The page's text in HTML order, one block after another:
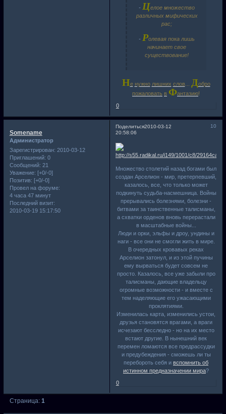
- Целое множество
различных мифических
рас;
- Ролевая пока лишь
начинает свое
существование!
Не нужно лишних слов... Добро
пожаловать в Фантазию!
0
Поделиться 10
2010-03-12
20:58:06
Somename
Администратор
Зарегистрирован: 2010-03-12
Приглашений: 0
Сообщений: 21
Уважение: [+0/-0]
Позитив: [+0/-0]
Провел на форуме:
4 часа 47 минут
Последний визит:
2010-03-19 15:17:50
Множество столетий назад богами был
создан Арселион - мир, претерпевший,
казалось, все, что только может
подкинуть судьба-насмешница. Войны
прерывались болезнями, болезни -
битвами за таинственные талисманы,
а схватки орденов вновь перерастали
в масштабные войны...
Люди и орки, эльфы и дроу, ундины и
наги - все они не смогли жить в мире.
В очередных кровавых реках
Арселион затонул, и из этой пучины
ему вырваться будет совсем не
просто. Казалось, все уже забыли про
талисманы, дающие владельцу
огромные возможности - и вместе с
тем наделяющие его ужасающими
проклятиями.
Изменилась карта, изменились устои,
друзья становятся врагами, а враги
исчезают бесследно - но на их место
встают другие. В нынешний век
перемен ломаются все предрассудки
и предубеждения - сможешь ли ты
перебороть себя и вспомнить об
истинном предназначении мира?
0
Страница: 1